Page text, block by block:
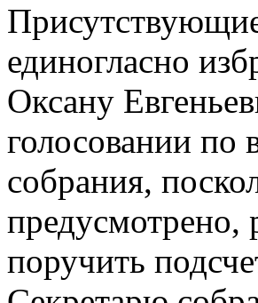
единогласно
Оксану
голосовании по
собрания,
предусмотрено,
поручить